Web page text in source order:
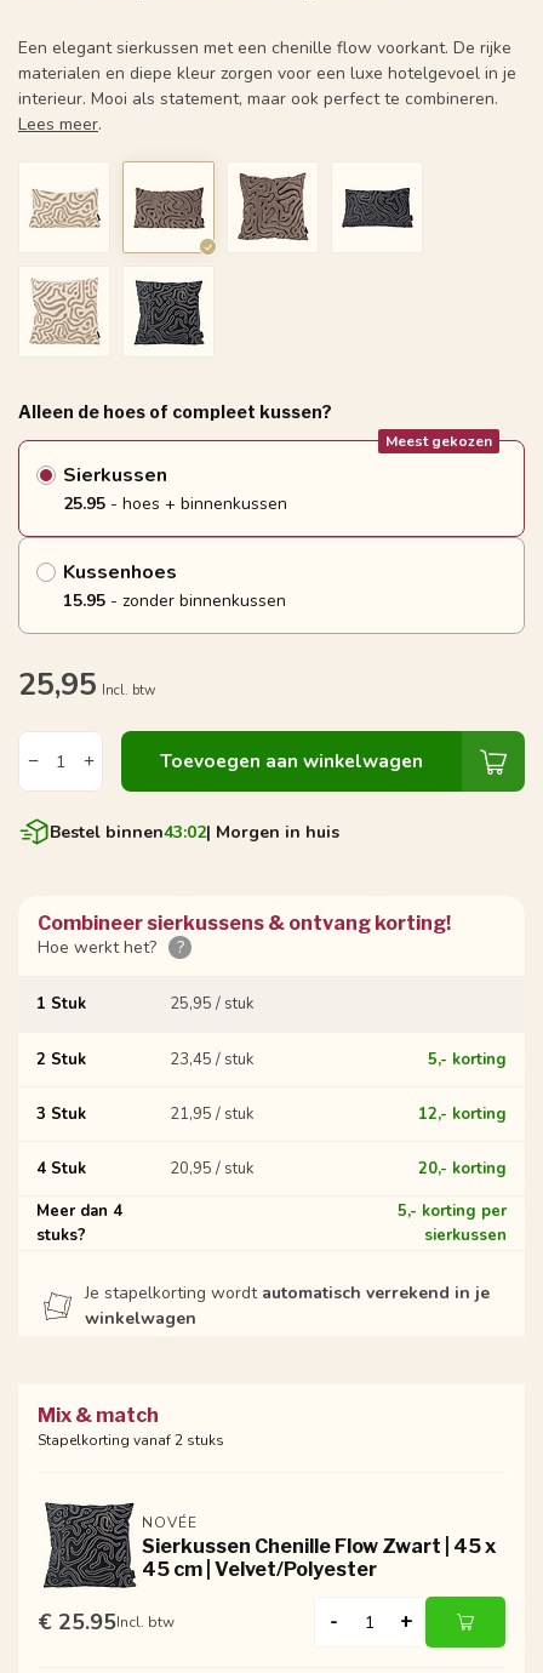
Een elegant sierkussen met een chenille flow voorkant. De rijke
materialen en diepe kleur zorgen voor een luxe hotelgevoel in je
interieur. Mooi als statement, maar ook perfect te combineren.
Lees meer.
Alleen de hoes of compleet kussen?
Sierkussen
Meest gekozen
25.95 - hoes + binnenkussen
Kussenhoes
15.95 - zonder binnenkussen
25,95 Incl. btw
Toevoegen aan winkelwagen
Bestel binnen43:02| Morgen in huis
Combineer sierkussens & ontvang korting!
Hoe werkt het?
?
1 Stuk 25,95 / stuk
2 Stuk 23,45 / stuk 5,- korting
3 Stuk 21,95 / stuk 12,- korting
4 Stuk 20,95 / stuk
20,- korting
Meer dan 4
stuks?
5,- korting per
sierkussen
Je stapelkorting wordt automatisch verrekend in je
winkelwagen
Mix & match
Stapelkorting vanaf 2 stuks
NOVÉE
Sierkussen Chenille Flow Zwart | 45 x
45 cm | Velvet/Polyester
€ 25.95Incl. btw - +